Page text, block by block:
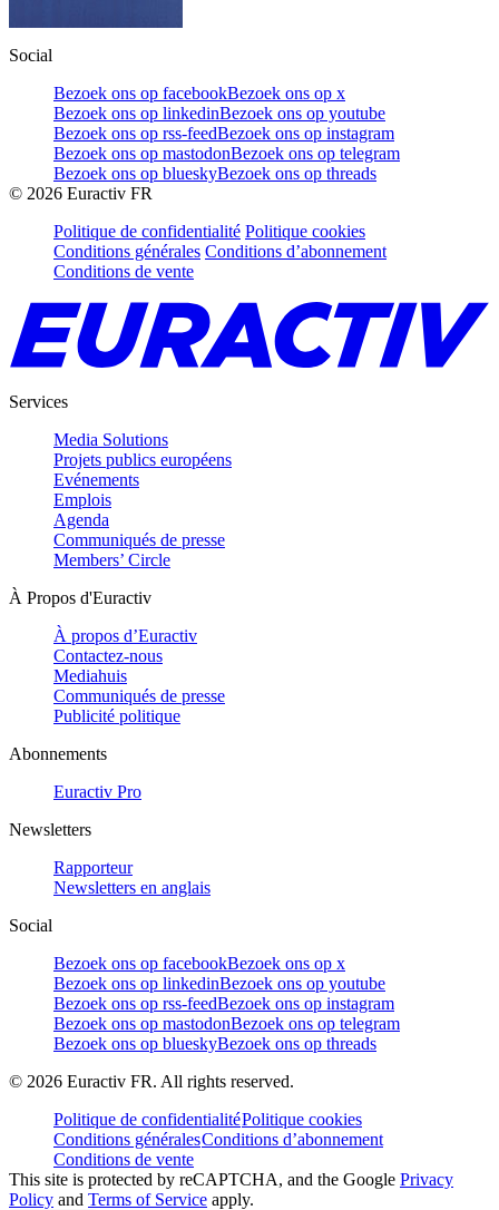
Social
Bezoek ons op facebookBezoek ons op x
Bezoek ons op linkedinBezoek ons op youtube
Bezoek ons op rss-feedBezoek ons op instagram
Bezoek ons op mastodonBezoek ons op telegram
Bezoek ons op blueskyBezoek ons op threads
© 2026 Euractiv FR
Politique de confidentialité Politique cookies
Conditions générales Conditions d’abonnement
Conditions de vente
Services
Media Solutions
Projets publics européens
Evénements
Emplois
Agenda
Communiqués de presse
Members’ Circle
À Propos d'Euractiv
À propos d’Euractiv
Contactez-nous
Mediahuis
Communiqués de presse
Publicité politique
Abonnements
Euractiv Pro
Newsletters
Rapporteur
Newsletters en anglais
Social
Bezoek ons op facebookBezoek ons op x
Bezoek ons op linkedinBezoek ons op youtube
Bezoek ons op rss-feedBezoek ons op instagram
Bezoek ons op mastodonBezoek ons op telegram
Bezoek ons op blueskyBezoek ons op threads
© 2026 Euractiv FR. All rights reserved.
Politique de confidentialitéPolitique cookies
Conditions généralesConditions d’abonnement
Conditions de vente
This site is protected by reCAPTCHA, and the Google Privacy
Policy and Terms of Service apply.